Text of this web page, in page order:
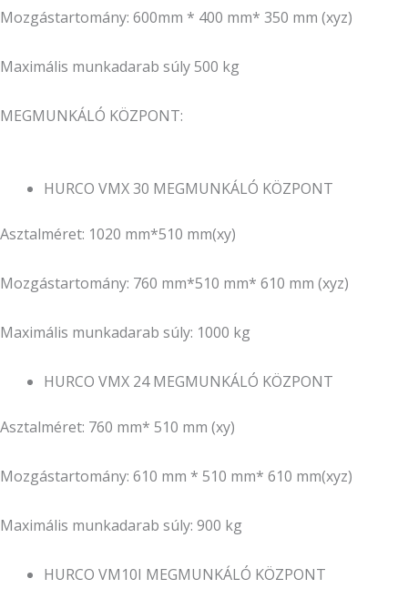
Mozgástartomány: 600mm * 400 mm* 350 mm (xyz)
Maximális munkadarab súly 500 kg
MEGMUNKÁLÓ KÖZPONT:
HURCO VMX 30 MEGMUNKÁLÓ KÖZPONT
Asztalméret: 1020 mm*510 mm(xy)
Mozgástartomány: 760 mm*510 mm* 610 mm (xyz)
Maximális munkadarab súly: 1000 kg
HURCO VMX 24 MEGMUNKÁLÓ KÖZPONT
Asztalméret: 760 mm* 510 mm (xy)
Mozgástartomány: 610 mm * 510 mm* 610 mm(xyz)
Maximális munkadarab súly: 900 kg
HURCO VM10I MEGMUNKÁLÓ KÖZPONT